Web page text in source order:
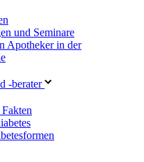
und Seminare
Apotheker in der
-berater